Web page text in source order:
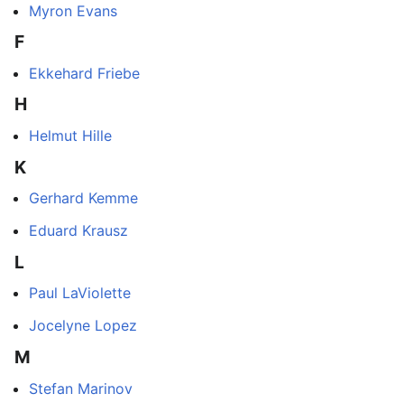
Myron Evans
F
Ekkehard Friebe
H
Helmut Hille
K
Gerhard Kemme
Eduard Krausz
L
Paul LaViolette
Jocelyne Lopez
M
Stefan Marinov